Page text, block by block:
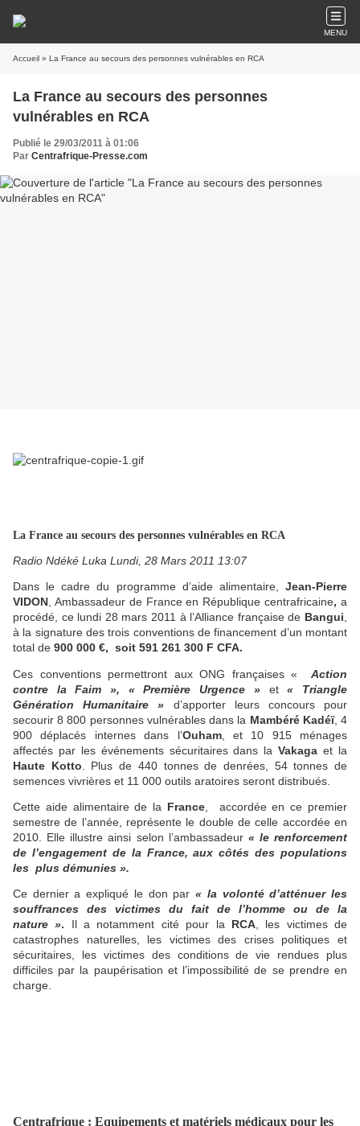
MENU
Accueil » La France au secours des personnes vulnérables en RCA
La France au secours des personnes
vulnérables en RCA
Publié le 29/03/2011 à 01:06
Par Centrafrique-Presse.com
La France au secours des personnes vulnérables en RCA
Radio Ndéké Luka Lundi, 28 Mars 2011 13:07
Dans le cadre du programme d’aide alimentaire, Jean-Pierre
VIDON , Ambassadeur de France en République centrafricaine, a
procédé, ce lundi 28 mars 2011 à l’Alliance française de Bangui
à la signature des trois conventions de financement d’un montant
total de 900 000 €, soit 591 261 300 F CFA.
Ces conventions permettront aux ONG françaises « Action
contre la Faim », « Première Urgence »et« Triangle
Génération Humanitaire » d’apporter leurs concours pour
secourir 8 800 personnes vulnérables dans la Mambéré Kadéï, 4
900 déplacés internes dans l’Ouham, et 10 915 ménages
affectés par les événements sécuritaires dans laVakaga et la
Haute Kotto . Plus de 440 tonnes de denrées, 54 tonnes de
semences vivrières et 11 000 outils aratoires seront distribués.
Cette aide alimentaire de la France , accordée en ce premier
semestre de l’année, représente le double de celle accordée en
2010. Elle illustre ainsi selon l’ambassadeur « le renforcement
de l’engagement de la France, aux côtés des populations
les plus démunies ».
Ce dernier a expliqué le don par« la volonté d’atténuer les
souffrances des victimes du fait de l’homme ou de la
nature ». Il a notamment cité pour la RCA, les victimes de
catastrophes naturelles, les victimes des crises politiques et
sécuritaires, les victimes des conditions de vie rendues plus
difficiles par la paupérisation et l’impossibilité de se prendre en
charge.
Centrafrique : Equipements et matériels médicaux pour les